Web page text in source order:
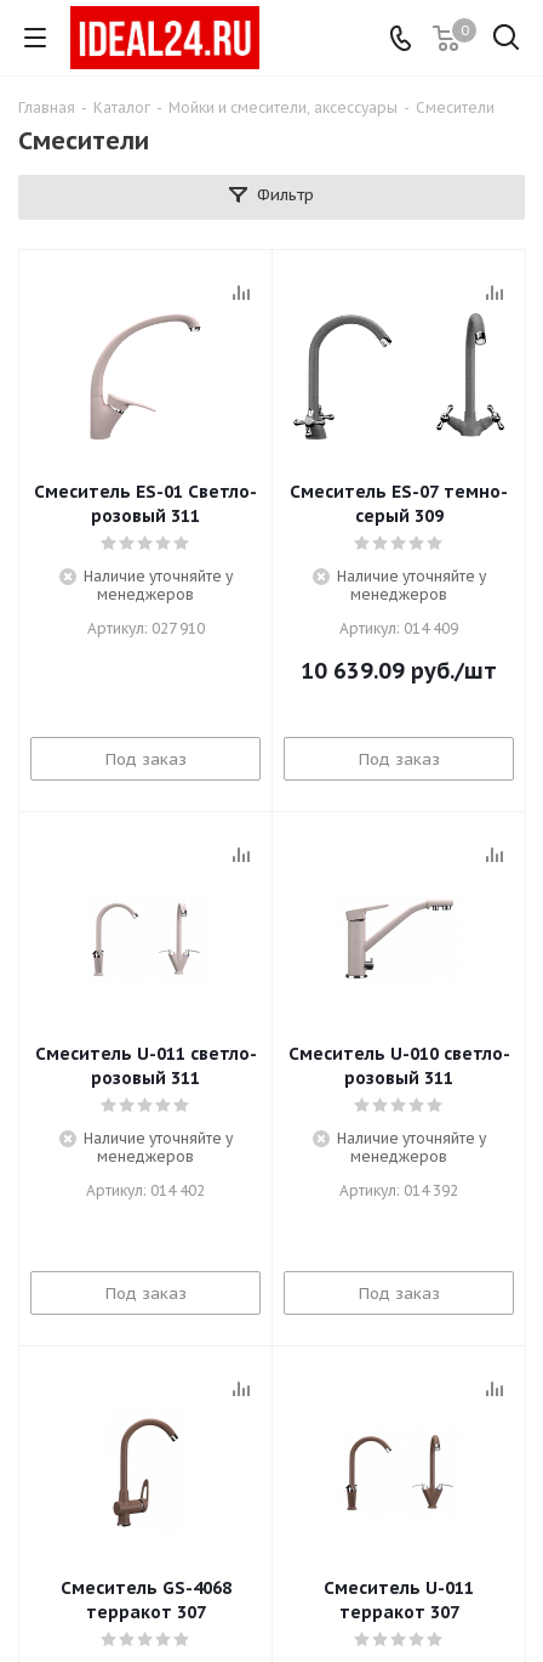
0
Главная - Каталог - Мойки и смесители, аксессуары - Смесители
Смесители
Фильтр
Смеситель ES-01 Светло-
розовый 311
Наличие уточняйте у
менеджеров
Артикул: 027 910
Под заказ
Смеситель ES-07 темно-
серый 309
Наличие уточняйте у
менеджеров
Артикул: 014 409
10 639.09 руб./шт
Под заказ
Смеситель U-011 светло-
розовый 311
Наличие уточняйте у
менеджеров
Артикул: 014 402
Под заказ
Смеситель U-010 светло-
розовый 311
Наличие уточняйте у
менеджеров
Артикул: 014 392
Под заказ
Смеситель GS-4068
терракот 307
Смеситель U-011
терракот 307